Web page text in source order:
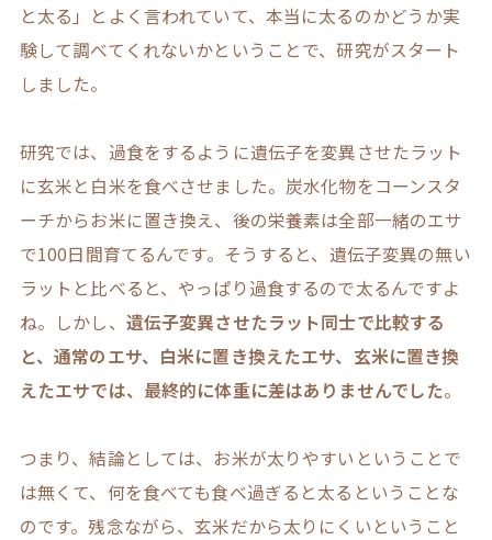
と太る」とよく言われていて、本当に太るのかどうか実
験して調べてくれないかということで、研究がスタート
しました。
研究では、過食をするように遺伝子を変異させたラット
に玄米と白米を食べさせました。炭水化物をコーンスタ
ーチからお米に置き換え、後の栄養素は全部一緒のエサ
で100日間育てるんです。そうすると、遺伝子変異の無い
ラットと比べると、やっぱり過食するので太るんですよ
ね。しかし、 遺伝子変異させたラット同士で比較する
と、通常のエサ、白米に置き換えたエサ、玄米に置き換
えたエサでは、最終的に体重に差はありませんでした。
つまり、結論としては、お米が太りやすいということで
は無くて、何を食べても食べ過ぎると太るということな
のです。残念ながら、玄米だから太りにくいということ